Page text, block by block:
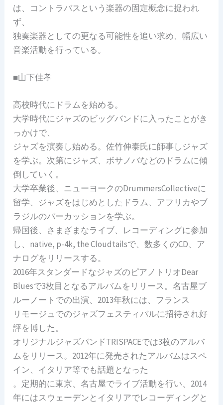
は、コントラバスという楽器の固定概念に捉われ
ず、
独奏楽器としての更なる可能性を追い求め、幅広い
音楽活動を行っている。
■山下佳孝
高校時代にドラムを始める。
大学時代にジャズのビッグバンドに入ったことがき
っかけで、
ジャズを演奏し始める。佐竹伸泰氏に師事しジャズ
を学ぶ。次第にジャズ、ボサノバなどのドラムに傾
倒していく。
大学卒業後、ニューヨークのDrummersCollectiveに
留学、ジャズをはじめとしたドラム、アフリカやブ
ラジルのパーカッションを学ぶ。
帰国後、さまざまなライブ、レコーディングに参加
し、native, p-4k, the Cloudtailsで、数多くのCD、ア
ナログをリリースする。
2016年スタンダードなジャズのピアノトリオDear
Bluesで3枚目となるアルバムをリリース。名古屋ブ
ルーノートでの出演、2013年秋には、フランス
リモージュでのジャズフェスティバルに招待され好
評を博した。
オリジナルジャズバンドTRISPACEでは3枚のアルバ
ムをリリース。2012年に発売されたアルバムはスペ
イン、イタリア等でも話題となった
。定期的に東京、名古屋でライブ活動を行い、2014
年にはスウェーデンとイタリアでレコーディングと